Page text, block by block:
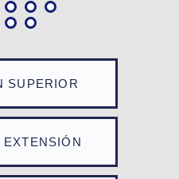
SUPERIOR